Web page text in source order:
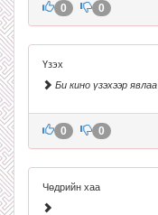
0 0
Үзэх
Би кино үзэхээр явлаа
0 0
Чөдрийн хаа